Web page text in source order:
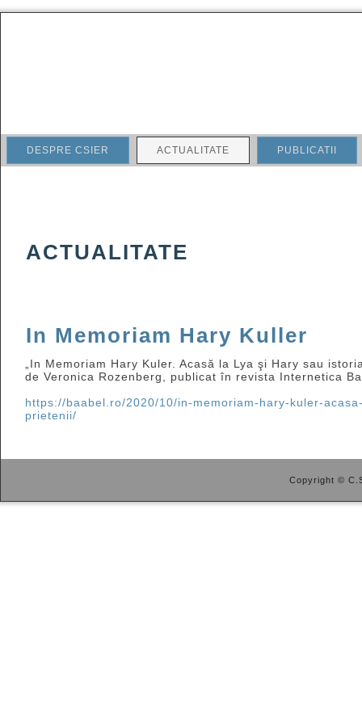
DESPRE CSIER ACTUALITATE PUBLICATII
ACTUALITATE
In Memoriam Hary Kuller
„In Memoriam Hary Kuler. Acasă la Lya şi Hary sau
de Veronica Rozenberg, publicat în revista Internetica
https://baabel.ro/2020/10/in-memoriam-hary-kuler-
prietenii/
Copyright ©